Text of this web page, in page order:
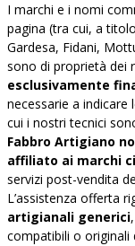
I marchi e i nomi
pagina (tra cui, a
Gardesa, Fidani,
sono di proprietà dei
esclusivamente
necessarie a
cui i nostri tecnici
Fabbro Artigiano
affiliato ai marchi
servizi post-vendita
L’assistenza offerta
artigianali generici
compatibili o originali